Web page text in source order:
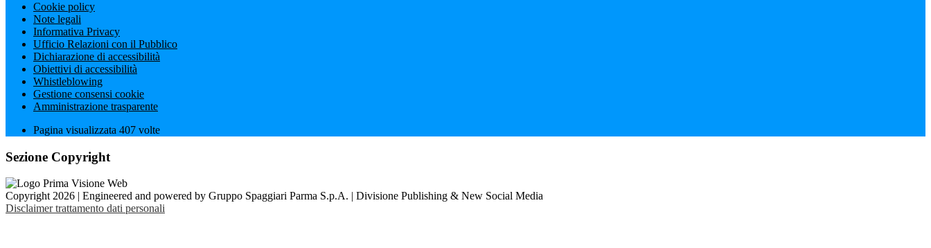
Cookie policy
Note legali
Informativa Privacy
Ufficio Relazioni con il Pubblico
Dichiarazione di accessibilità
Obiettivi di accessibilità
Whistleblowing
Gestione consensi cookie
Amministrazione trasparente
Pagina visualizzata 407 volte
Sezione Copyright
Copyright 2026 | Engineered and powered by Gruppo Spaggiari Parma S.p.A. | Divisione Publishing & New Social Media
Disclaimer trattamento dati personali